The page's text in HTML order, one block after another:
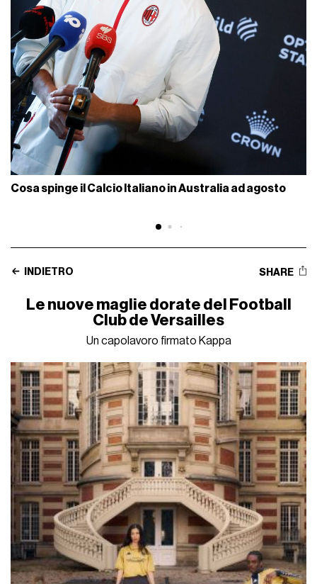
Cosa spinge il Calcio Italiano in Australia ad agosto
INDIETRO SHARE
Le nuove maglie dorate del Football
Club de Versailles
Un capolavoro firmato Kappa